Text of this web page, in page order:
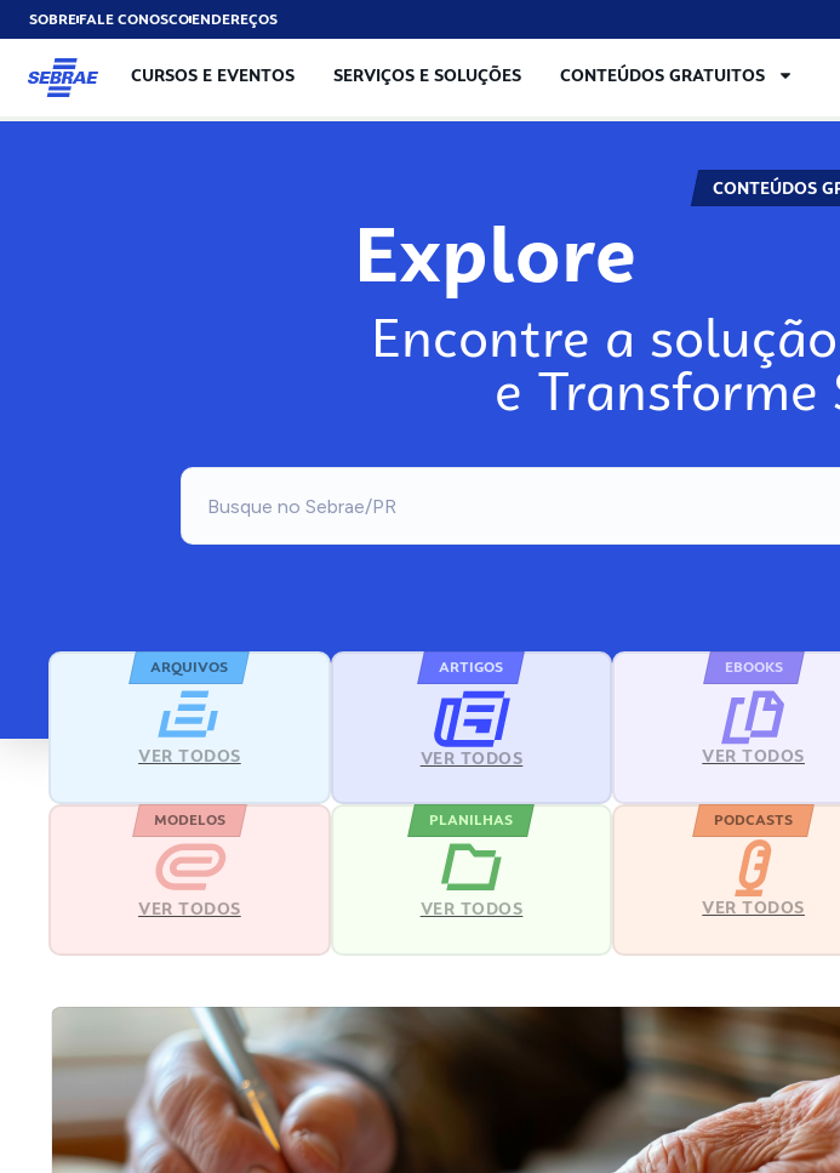
SOBREFALE CONOSCOENDEREÇOS
CURSOS E EVENTOS SERVIÇOS E SOLUÇÕES CONTEÚDOS GRATUITOS
CONTEÚDOS
Explore
Encontre a
e Transforme
ARQUIVOS
VER TODOS
ARTIGOS
VER TODOS
EBOOKS
VER TODOS
MODELOS
VER TODOS
PLANILHAS
VER TODOS
PODCASTS
VER TODOS